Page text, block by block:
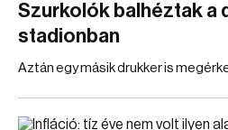
Szurkolók balhéztak a
stadionban
Aztán egy másik drukker is